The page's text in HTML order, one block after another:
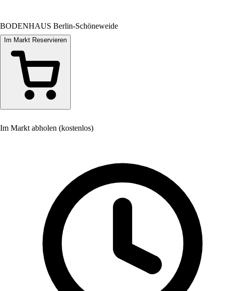
BODENHAUS Berlin-Schöneweide
Im Markt Reservieren
Im Markt abholen (kostenlos)